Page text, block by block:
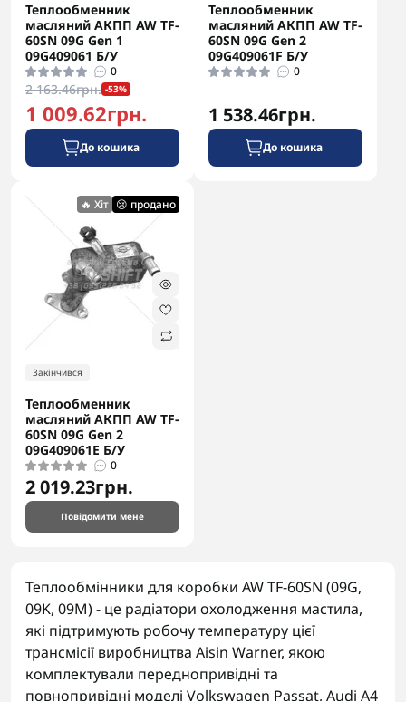
Теплообменник
масляний АКПП AW TF-
60SN 09G Gen 1
09G409061 Б/У
0
2 163.46грн. -53%
1 009.62грн.
До кошика
Теплообменник
масляний АКПП AW TF-
60SN 09G Gen 2
09G409061F Б/У
0
1 538.46грн.
До кошика
🔥 Хіт 😢 продано
Закінчився
Теплообменник
масляний АКПП AW TF-
60SN 09G Gen 2
09G409061E Б/У
0
2 019.23грн.
Повідомити мене
Теплообмінники для коробки AW TF-60SN (09G,
09K, 09M) - це радіатори охолодження мастила,
які підтримують робочу температуру цієї
трансмісії виробництва Aisin Warner, якою
комплектували переднопривідні та
повнопривідні моделі Volkswagen Passat, Audi A4